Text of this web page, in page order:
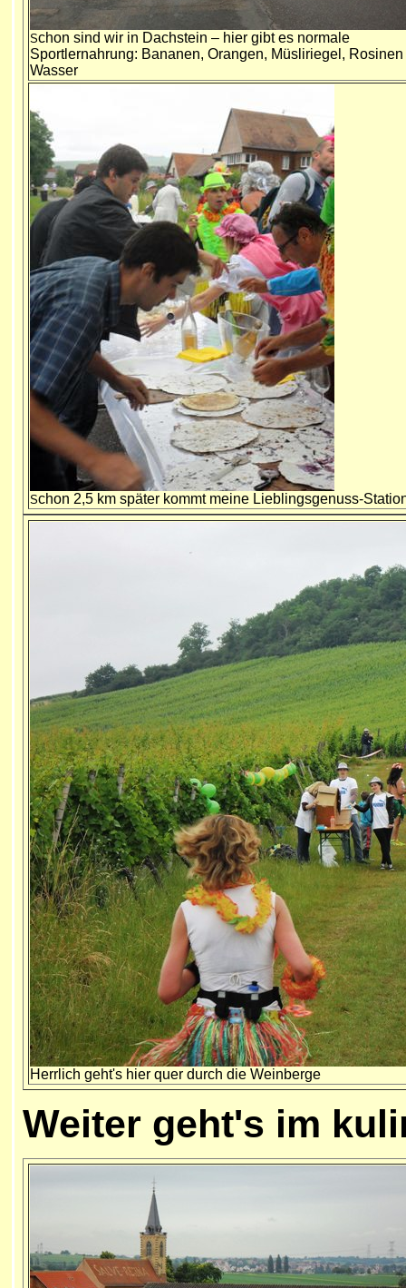
Schon sind wir in Dachstein – hier gibt es normale
Sportlernahrung: Bananen, Orangen, Müsliriegel,
Wasser
Schon 2,5 km später kommt meine Lieblingsgenuss-
Herrlich geht's hier quer durch die Weinberge
Weiter geht's im